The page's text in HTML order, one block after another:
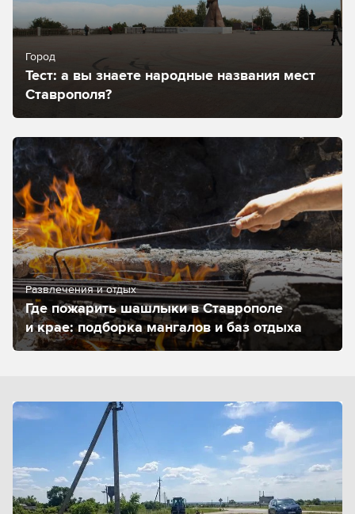
Город
Тест: а вы знаете народные названия мест
Ставрополя?
Развлечения и отдых
Где пожарить шашлыки в Ставрополе
и крае: подборка мангалов и баз отдыха